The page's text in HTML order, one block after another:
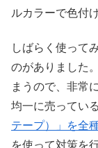
ルカラーで色付
しばらく使って
のがありました
まうので、非常
均一に売ってい
テープ）」を全
を使って対策を